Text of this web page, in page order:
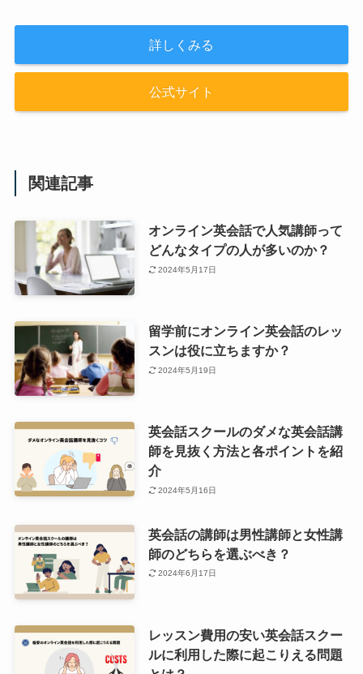
詳しくみる
公式サイト
関連記事
オンライン英会話で人気講師って
どんなタイプの人が多いのか？
2024年5月17日
留学前にオンライン英会話のレッ
スンは役に立ちますか？
2024年5月19日
英会話スクールのダメな英会話講
師を見抜く方法と各ポイントを紹
介
2024年5月16日
英会話の講師は男性講師と女性講
師のどちらを選ぶべき？
2024年6月17日
レッスン費用の安い英会話スクー
ルに利用した際に起こりえる問題